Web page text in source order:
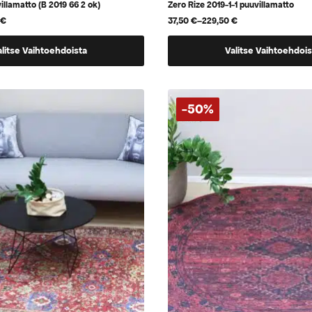
(B 2019 66 2 ok)
€
Vaihtoehdoista
Zero Rize 2019-1-1 puuvillamatto
37,50€–229,50€
Hintaluokka:
37,50 €
Valitse
tuotteella
useampi
muunnelma.
Voit
tehdä
valinnat
tuotteen
sivulla.
-50%